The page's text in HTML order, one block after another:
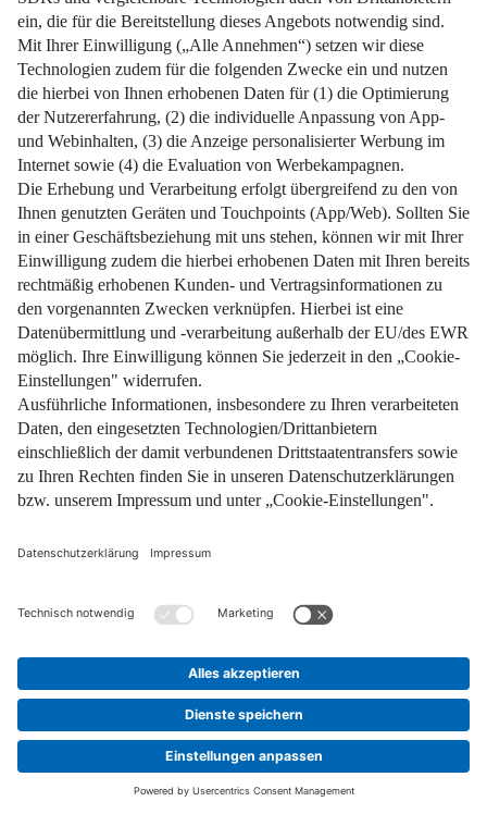
24. Februar 2026
Impressum Datenschutz Nutzungsbedingungen
Pflichtinformationen
Barrierefreiheit Widerrufsformular
Cookie-Einstellungen
Facebook
Instagram